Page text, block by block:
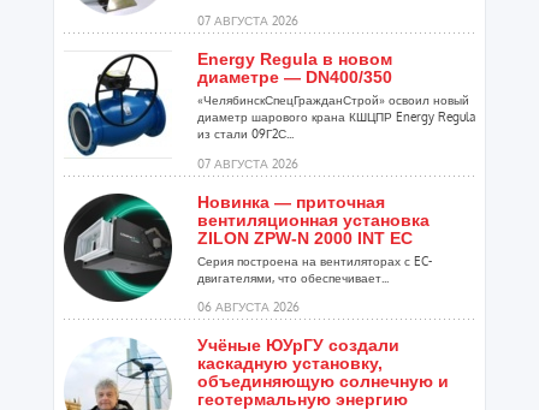
07 АВГУСТА 2026
Energy Regula в новом
диаметре — DN400/350
«ЧелябинскСпецГражданСтрой» освоил новый
диаметр шарового крана КШЦПР Energy Regula
из стали 09Г2С...
07 АВГУСТА 2026
Новинка — приточная
вентиляционная установка
ZILON ZPW-N 2000 INT EC
Серия построена на вентиляторах с EC-
двигателями, что обеспечивает...
06 АВГУСТА 2026
Учёные ЮУрГУ создали
каскадную установку,
объединяющую солнечную и
геотермальную энергию